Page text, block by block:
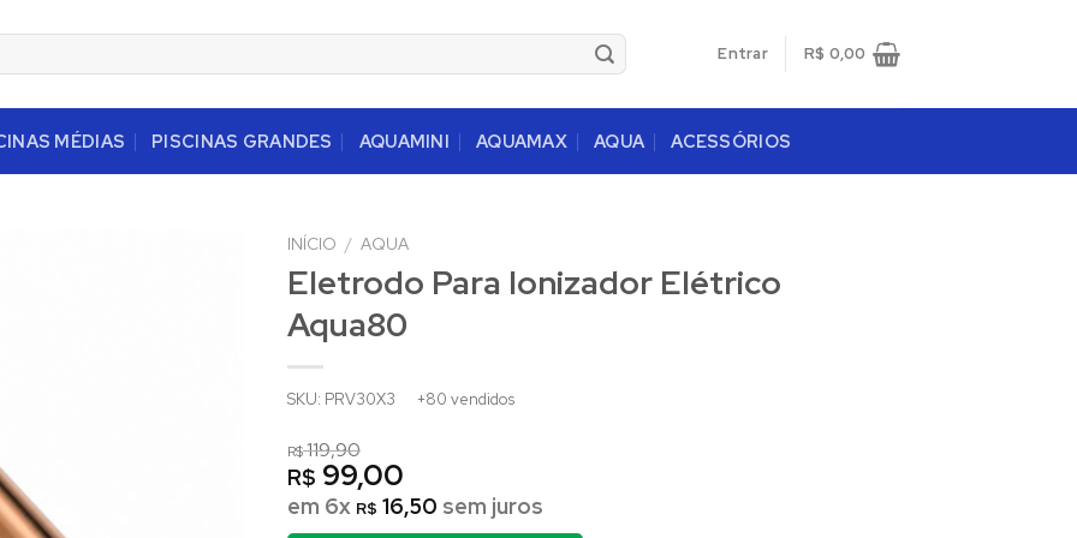
Entrar R$ 0,00
MÉDIAS PISCINAS GRANDES AQUAMINI AQUAMAX AQUA ACESSÓRIOS
INÍCIO / AQUA
Eletrodo Para Ionizador Elétrico
Aqua80
SKU: PRV30X3 +80 vendidos
R$119,90
R$ 99,00
em 6x R$ 16,50 sem juros